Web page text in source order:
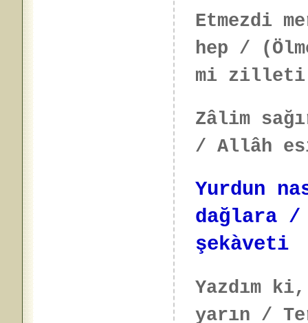
Etmezdi
hep /
mi
Zâlim
/ Allâh
Yurdun
dağlara
şekàveti
Yazdım
yarın /